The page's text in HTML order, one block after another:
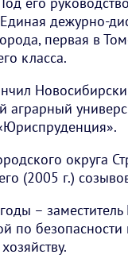
дежурно-
первая в
класса.
аграрный
округа
(2005 г.)
–
по